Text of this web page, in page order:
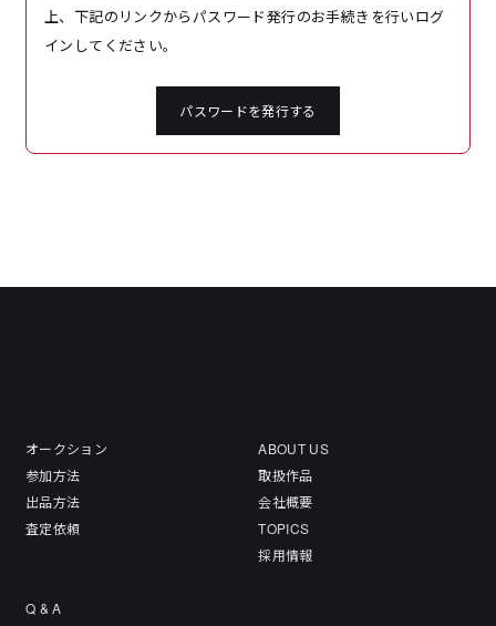
上、下記のリンクからパスワード発行のお手続きを行いログ
インしてください。
パスワードを発行する
オークション
参加方法
出品方法
査定依頼
ABOUT US
取扱作品
会社概要
TOPICS
採用情報
Q & A